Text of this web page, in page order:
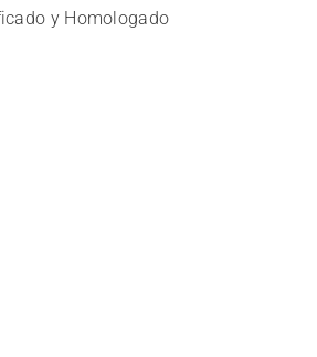
y Homologado